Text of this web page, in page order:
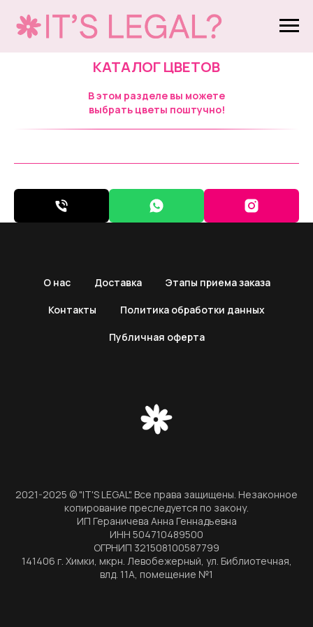
КАТАЛОГ ЦВЕТОВ
В этом разделе вы можете
выбрать цветы поштучно!
О нас Доставка Этапы приема заказа
Контакты Политика обработки данных
Публичная оферта
2021-2025 © "IT'S LEGAL". Все права защищены. Незаконное
копирование преследуется по закону.
ИП Гераничева Анна Геннадьевна
ИНН 504710489500
ОГРНИП 321508100587799
141406 г. Химки, мкрн. Левобежерный, ул. Библиотечная,
влд. 11А, помещение №1